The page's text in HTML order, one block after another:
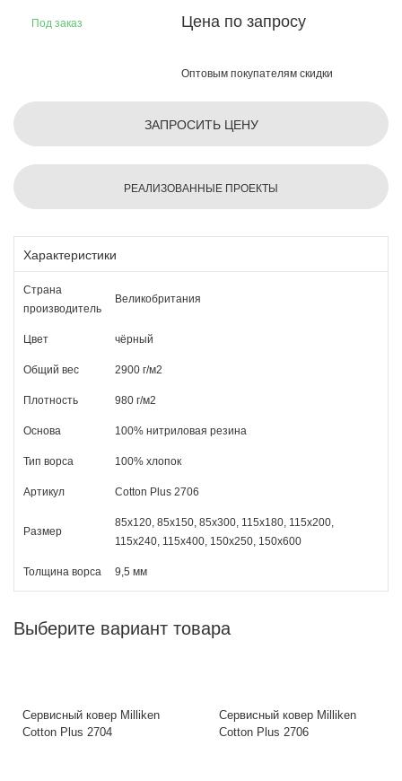
Цена по запросу
Оптовым покупателям скидки
Под заказ
ЗАПРОСИТЬ ЦЕНУ
РЕАЛИЗОВАННЫЕ ПРОЕКТЫ
Характеристики
Страна
производитель
Великобритания
Цвет чёрный
Общий вес 2900 г/м2
Плотность 980 г/м2
Основа 100% нитриловая резина
Тип ворса 100% хлопок
Артикул Cotton Plus 2706
Размер
85х120, 85х150, 85х300, 115х180, 115х200,
115х240, 115х400, 150х250, 150х600
Толщина ворса 9,5 мм
Выберите вариант товара
Сервисный ковер Milliken
Cotton Plus 2704
Сервисный ковер Milliken
Cotton Plus 2706